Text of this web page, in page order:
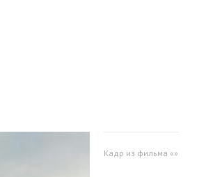
Кадр из фильма «»